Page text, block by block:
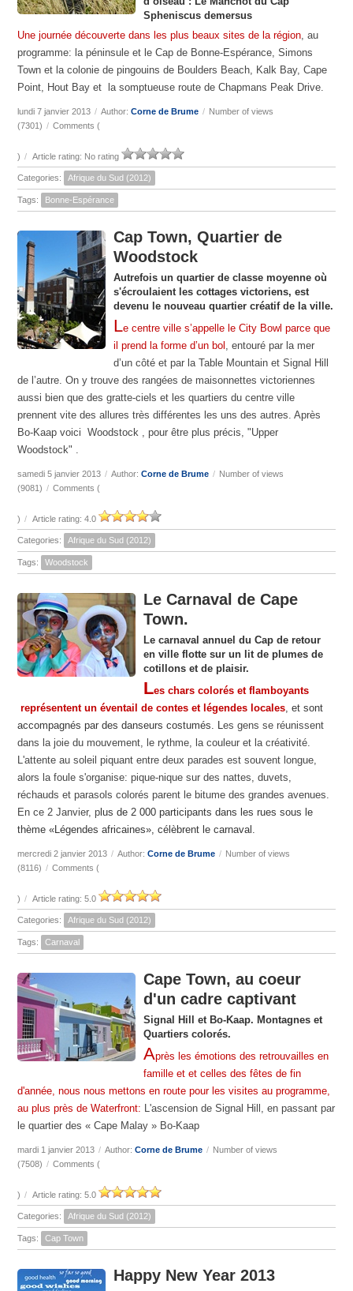
Spheniscus demersus
Une journée découverte dans les plus beaux sites de la région, au
programme: la péninsule et le Cap de Bonne-Espérance, Simons
Town et la colonie de pingouins de Boulders Beach, Kalk Bay, Cape
Point, Hout Bay et la somptueuse route de Chapmans Peak Drive.
lundi 7 janvier 2013 / Author:Corne de Brume / Number of views
(7301) / Comments (
) / Article rating: No rating
Categories: Afrique du Sud (2012)
Tags: Bonne-Espérance
Cap Town, Quartier de
Woodstock
Autrefois un quartier de classe moyenne où
s'écroulaient les cottages victoriens, est
devenu le nouveau quartier créatif de la ville.
Le centre ville s’appelle le City Bowl parce que
il prend la forme d’un bol , entouré par la mer
d’un côté et par la Table Mountain et Signal Hill
de l’autre. On y trouve des rangées de maisonnettes victoriennes
aussi bien que des gratte-ciels et les quartiers du centre ville
prennent vite des allures très différentes les uns des autres. Après
Bo-Kaap voici
Woodstock , pour être plus précis, "Upper
Woodstock" .
samedi 5 janvier 2013 / Author:Corne de Brume / Number of views
(9081) / Comments (
) / Article rating: 4.0
Categories: Afrique du Sud (2012)
Tags: Woodstock
Le Carnaval de Cape
Town.
Le carnaval annuel du Cap de retour
en ville flotte sur un lit de plumes de
cotillons et de plaisir.
Les chars colorés et flamboyants
représentent un éventail de contes et légendes locales, et sont
accompagnés par des danseurs costumés. Les gens se réunissent
dans la joie du mouvement, le rythme, la couleur et la créativité.
L'attente au soleil piquant entre deux parades est souvent longue,
alors la foule s'organise: pique-nique sur des nattes, duvets,
réchauds et parasols colorés parent le bitume des grandes avenues.
En ce 2 Janvier, p lus de 2 000 participants dans les rues sous le
thème «Légendes africaines», célèbrent le carnaval.
mercredi 2 janvier 2013 / Author:Corne de Brume / Number of views
(8116) / Comments (
) / Article rating: 5.0
Categories: Afrique du Sud (2012)
Tags: Carnaval
Cape Town, au coeur
d'un cadre captivant
Signal Hill et Bo-Kaap. Montagnes et
Quartiers colorés.
Après les émotions des retrouvailles en
famille et et celles des fêtes de fin
d'année, nous nous mettons en route pour les visites au programme,
au plus près de Waterfront: L'ascension de Signal Hill, en passant par
le quartier des « Cape Malay » Bo-Kaap
mardi 1 janvier 2013 / Author:Corne de Brume / Number of views
(7508) / Comments (
) / Article rating: 5.0
Categories: Afrique du Sud (2012)
Tags: Cap Town
Happy New Year 2013